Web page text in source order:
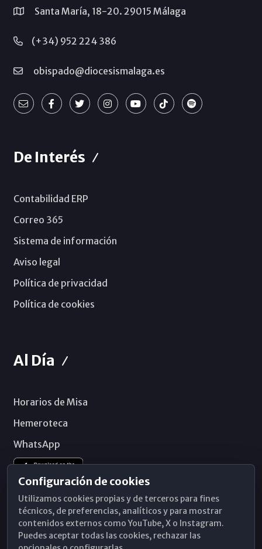
Santa María, 18-20. 29015 Málaga
(+34) 952 224 386
obispado@diocesismalaga.es
De Interés
Contabilidad ERP
Correo 365
Sistema de información
Aviso legal
Política de privacidad
Política de cookies
Al Día
Horarios de Misa
Hemeroteca
WhatsApp
Configuración de cookies
Utilizamos cookies propias y de terceros para fines
técnicos, de preferencias, analíticos y para mostrar
contenidos externos como YouTube, X o Instagram.
Puedes aceptar todas las cookies, rechazar las